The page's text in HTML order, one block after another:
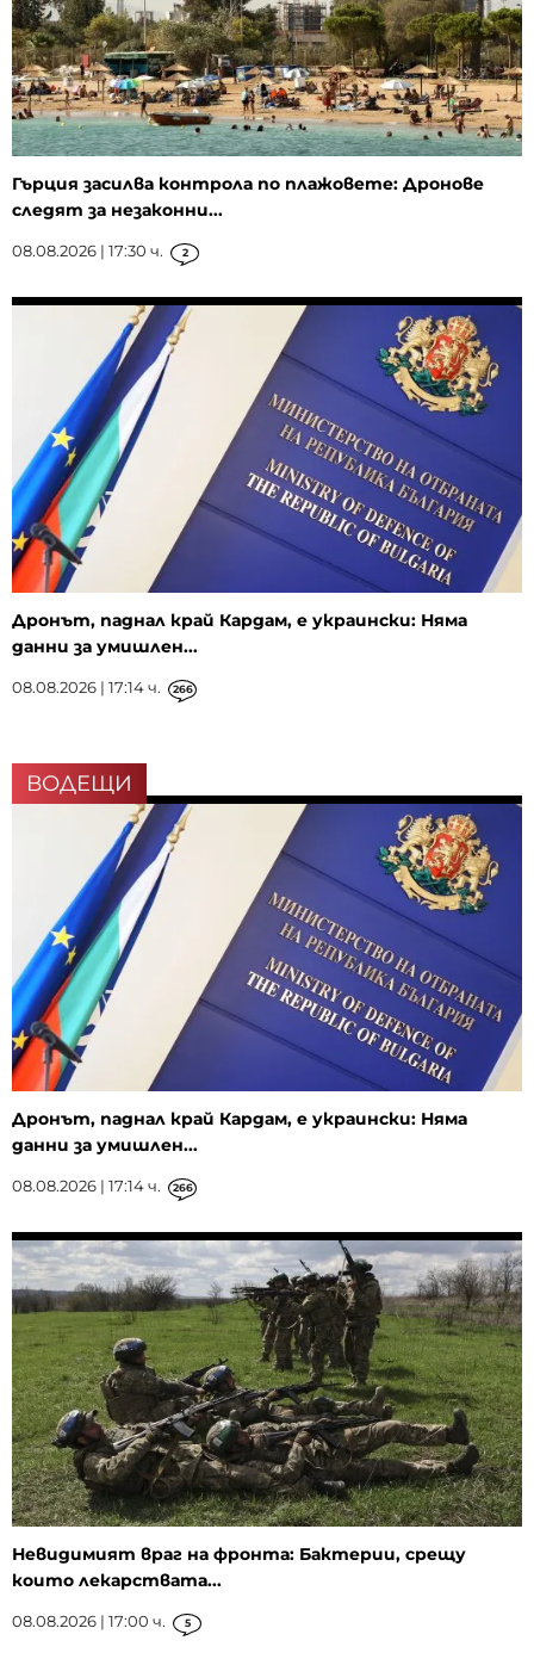
Гърция засилва контрола по плажовете: Дронове
следят за незаконни...
08.08.2026 | 17:30 ч. 2
Дронът, паднал край Кардам, е украински: Няма
данни за умишлен...
08.08.2026 | 17:14 ч. 266
ВОДЕЩИ
Дронът, паднал край Кардам, е украински: Няма
данни за умишлен...
08.08.2026 | 17:14 ч. 266
Невидимият враг на фронта: Бактерии, срещу
които лекарствата...
08.08.2026 | 17:00 ч. 5